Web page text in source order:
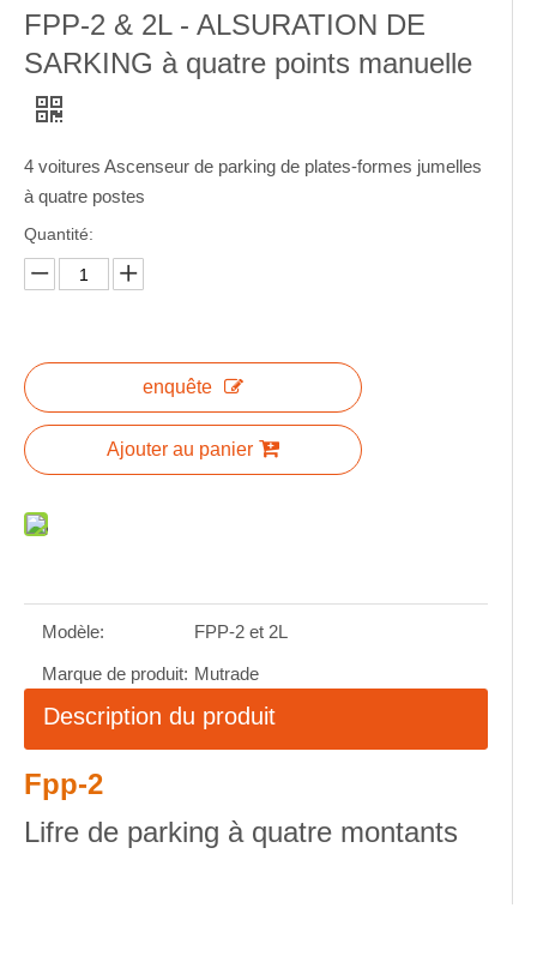
FPP-2 & 2L - ALSURATION DE
SARKING à quatre points manuelle
4 voitures Ascenseur de parking de plates-formes jumelles
à quatre postes
Quantité:
enquête
Ajouter au panier
Modèle: FPP-2 et 2L
Marque de produit: Mutrade
Description du produit
Fpp-2
Lifre de parking à quatre montants